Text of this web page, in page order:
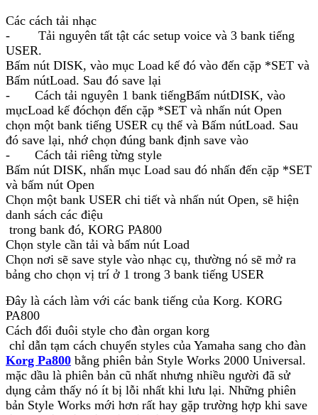
Các cách tải nhạc
- Tải nguyên tất tật các setup voice và 3 bank tiếng
USER.
Bấm nút DISK, vào mục Load kế đó vào đến cặp *SET và
Bấm nútLoad. Sau đó save lại
- Cách tải nguyên 1 bank tiếngBấm nútDISK, vào
mụcLoad kế đóchọn đến cặp *SET và nhấn nút Open
chọn một bank tiếng USER cụ thể và Bấm nútLoad. Sau
đó save lại, nhớ chọn đúng bank định save vào
- Cách tải riêng từng style
Bấm nút DISK, nhấn mục Load sau đó nhấn đến cặp *SET
và bấm nút Open
Chọn một bank USER chi tiết và nhấn nút Open, sẽ hiện
danh sách các điệu
trong bank đó, KORG PA800
Chọn style cần tải và bấm nút Load
Chọn nơi sẽ save style vào nhạc cụ, thường nó sẽ mở ra
bảng cho chọn vị trí ở 1 trong 3 bank tiếng USER
Đây là cách làm với các bank tiếng của Korg. KORG
PA800
Cách đổi đuôi style cho đàn organ korg
chỉ dẫn tạm cách chuyển styles của Yamaha sang cho đàn
Korg Pa800 bằng phiên bản Style Works 2000 Universal.
mặc dầu là phiên bản cũ nhất nhưng nhiều người đã sử
dụng cảm thấy nó ít bị lỗi nhất khi lưu lại. Những phiên
bản Style Works mới hơn rất hay gặp trường hợp khi save